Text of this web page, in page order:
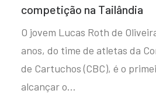
competição na Tailândia
O jovem Lucas Roth de
anos, do time de atletas da
de Cartuchos (CBC), é o
alcançar o…